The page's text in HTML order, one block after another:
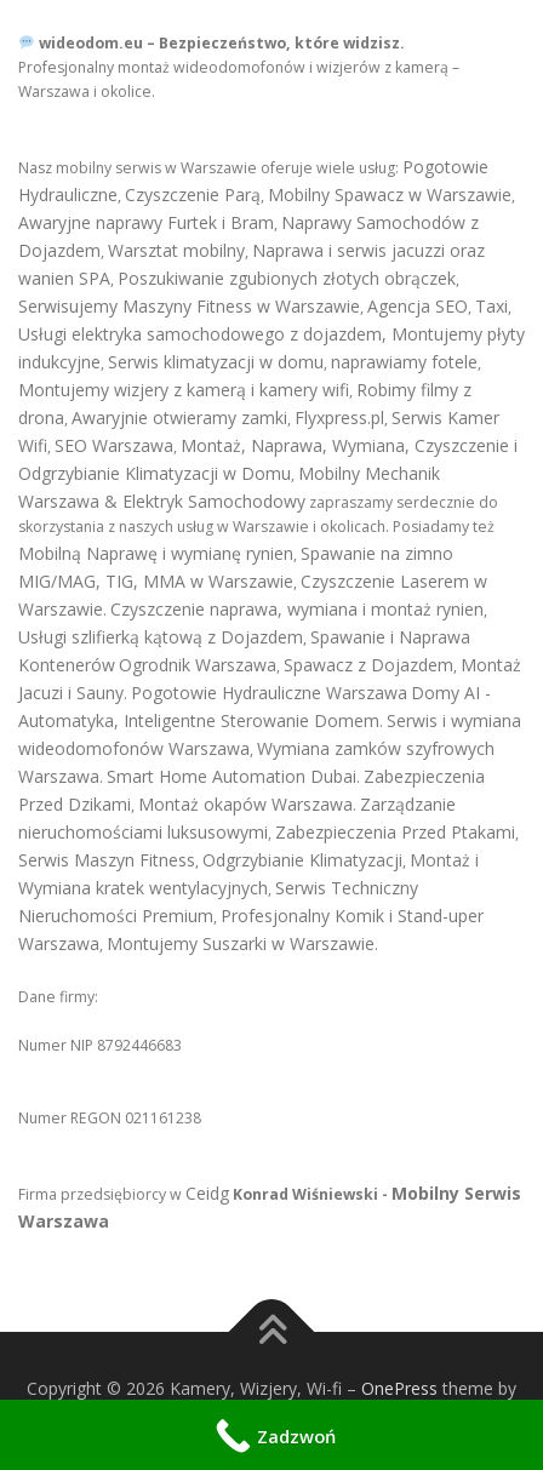
wideodom.eu – Bezpieczeństwo, które widzisz.
Profesjonalny montaż wideodomofonów i wizjerów z kamerą –
Warszawa i okolice.
Nasz mobilny serwis w Warszawie oferuje wiele usług: Pogotowie
Hydrauliczne, Czyszczenie Parą, Mobilny Spawacz w Warszawie,
Awaryjne naprawy Furtek i Bram, Naprawy Samochodów z
Dojazdem, Warsztat mobilny, Naprawa i serwis jacuzzi oraz
wanien SPA, Poszukiwanie zgubionych złotych obrączek,
Serwisujemy Maszyny Fitness w Warszawie, Agencja SEO, Taxi,
Usługi elektryka samochodowego z dojazdem, Montujemy płyty
indukcyjne, Serwis klimatyzacji w domu, naprawiamy fotele,
Montujemy wizjery z kamerą i kamery wifi, Robimy filmy z
drona, Awaryjnie otwieramy zamki, Flyxpress.pl, Serwis Kamer
Wifi, SEO Warszawa, Montaż, Naprawa, Wymiana, Czyszczenie i
Odgrzybianie Klimatyzacji w Domu, Mobilny Mechanik
Warszawa & Elektryk Samochodowy zapraszamy serdecznie do
skorzystania z naszych usług w Warszawie i okolicach. Posiadamy też
Mobilną Naprawę i wymianę rynien, Spawanie na zimno
MIG/MAG, TIG, MMA w Warszawie, Czyszczenie Laserem w
Warszawie. Czyszczenie naprawa, wymiana i montaż rynien,
Usługi szlifierką kątową z Dojazdem, Spawanie i Naprawa
Kontenerów Ogrodnik Warszawa, Spawacz z Dojazdem, Montaż
Jacuzi i Sauny. Pogotowie Hydrauliczne Warszawa Domy AI -
Automatyka, Inteligentne Sterowanie Domem. Serwis i wymiana
wideodomofonów Warszawa, Wymiana zamków szyfrowych
Warszawa. Smart Home Automation Dubai. Zabezpieczenia
Przed Dzikami, Montaż okapów Warszawa. Zarządzanie
nieruchomościami luksusowymi, Zabezpieczenia Przed Ptakami,
Serwis Maszyn Fitness, Odgrzybianie Klimatyzacji, Montaż i
Wymiana kratek wentylacyjnych, Serwis Techniczny
Nieruchomości Premium, Profesjonalny Komik i Stand-uper
Warszawa, Montujemy Suszarki w Warszawie.
Dane firmy:
Numer NIP 8792446683
Numer REGON 021161238
Firma przedsiębiorcy w Ceidg Konrad Wiśniewski - Mobilny Serwis
Warszawa
Copyright © 2026 Kamery, Wizjery, Wi-fi – OnePress theme by
FameThemes
Zadzwoń